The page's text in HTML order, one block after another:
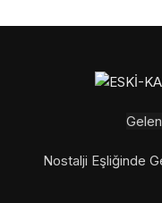
Nostalji Eşliğinde